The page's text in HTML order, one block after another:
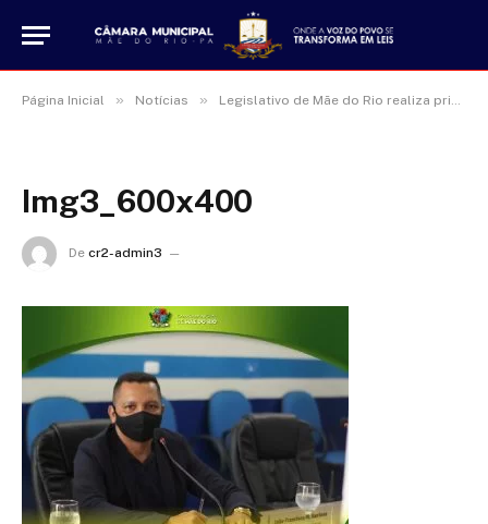
Página Inicial » Notícias » Legislativo de Mãe do Rio realiza primeira Sessão Ordinária do ano
Img3_600x400
De cr2-admin3